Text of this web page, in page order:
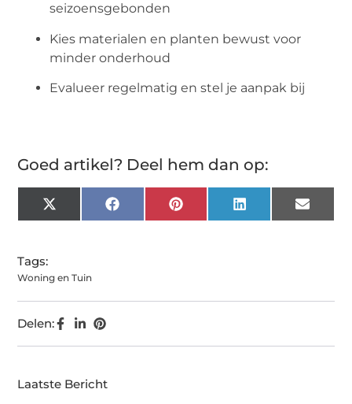
seizoensgebonden
Kies materialen en planten bewust voor
minder onderhoud
Evalueer regelmatig en stel je aanpak bij
Goed artikel? Deel hem dan op:
X
(Twitter)
FacebookPinterest LinkedIn Email
Tags:
Woning en Tuin
Delen:
Laatste Bericht